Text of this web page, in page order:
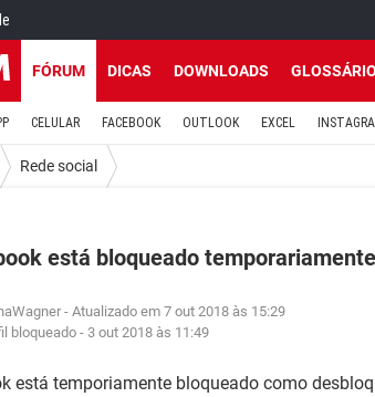
FÓRUM DICAS DOWNLOADS GLOSSÁRIO
CELULAR FACEBOOK OUTLOOK EXCEL
Rede social
está bloqueado
- Atualizado em 7 out 2018 às 15:29
bloqueado - 3 out 2018 às 11:49
está temporiamente bloqueado como